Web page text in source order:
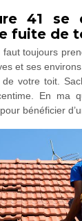
41
fuite de
faut toujours
et ses
votre toit.
En ma
bénéficier